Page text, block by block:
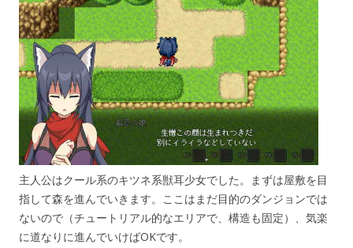
主人公はクール系のキツネ系獣耳少女でした。まずは屋敷を目
指して森を進んでいきます。ここはまだ目的のダンジョンでは
ないので（チュートリアル的なエリアで、構造も固定）、気楽
に道なりに進んでいけばOKです。